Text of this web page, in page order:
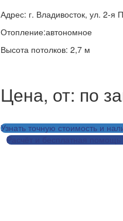
Адрес: г. Владивосток, ул. 2-я
Отопление:автономное
Высота потолков: 2,7 м
Цена, от: по
Узнать точную стоимость и
Расчёт и бесплатная помощь